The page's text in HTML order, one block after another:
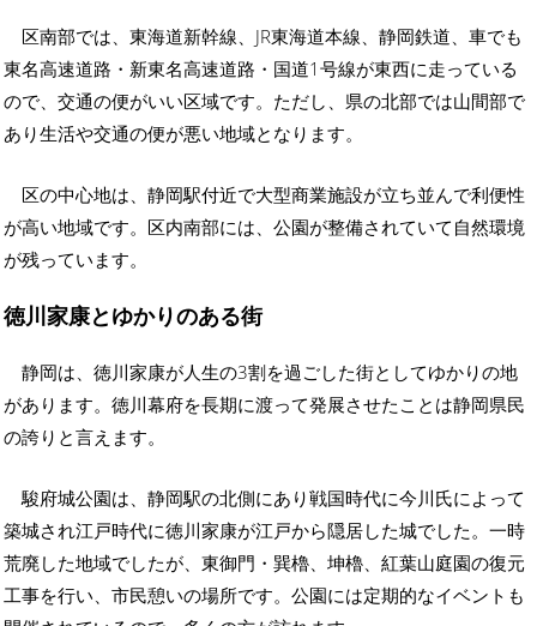
区南部では、東海道新幹線、JR東海道本線、静岡鉄道、車でも
東名高速道路・新東名高速道路・国道1号線が東西に走っている
ので、交通の便がいい区域です。ただし、県の北部では山間部で
あり生活や交通の便が悪い地域となります。
区の中心地は、静岡駅付近で大型商業施設が立ち並んで利便性
が高い地域です。区内南部には、公園が整備されていて自然環境
が残っています。
徳川家康とゆかりのある街
静岡は、徳川家康が人生の3割を過ごした街としてゆかりの地
があります。徳川幕府を長期に渡って発展させたことは静岡県民
の誇りと言えます。
駿府城公園は、静岡駅の北側にあり戦国時代に今川氏によって
築城され江戸時代に徳川家康が江戸から隠居した城でした。一時
荒廃した地域でしたが、東御門・巽櫓、坤櫓、紅葉山庭園の復元
工事を行い、市民憩いの場所です。公園には定期的なイベントも